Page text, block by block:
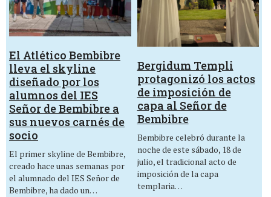
El Atlético Bembibre
lleva el skyline
diseñado por los
alumnos del IES
Señor de Bembibre a
sus nuevos carnés de
socio
El primer skyline de Bembibre,
creado hace unas semanas por
el alumnado del IES Señor de
Bembibre, ha dado un…
Bergidum Templi
protagonizó los actos
de imposición de
capa al Señor de
Bembibre
Bembibre celebró durante la
noche de este sábado, 18 de
julio, el tradicional acto de
imposición de la capa
templaria…